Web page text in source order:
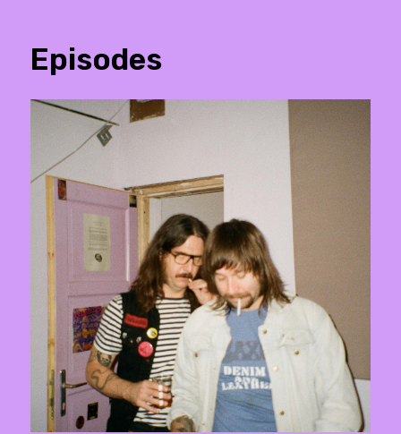
Episodes